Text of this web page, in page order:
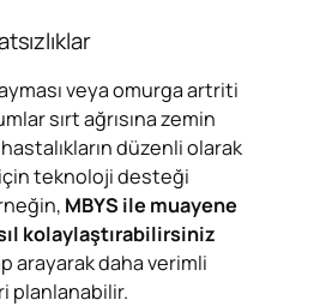
veya omurga artriti
sırt ağrısına zemin
düzenli olarak
teknoloji desteği
MBYS ile muayene
kolaylaştırabilirsiniz
arayarak daha verimli
planlanabilir.